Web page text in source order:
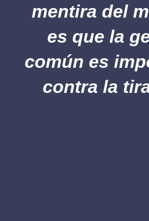
mentira del
es que la
común es
contra la